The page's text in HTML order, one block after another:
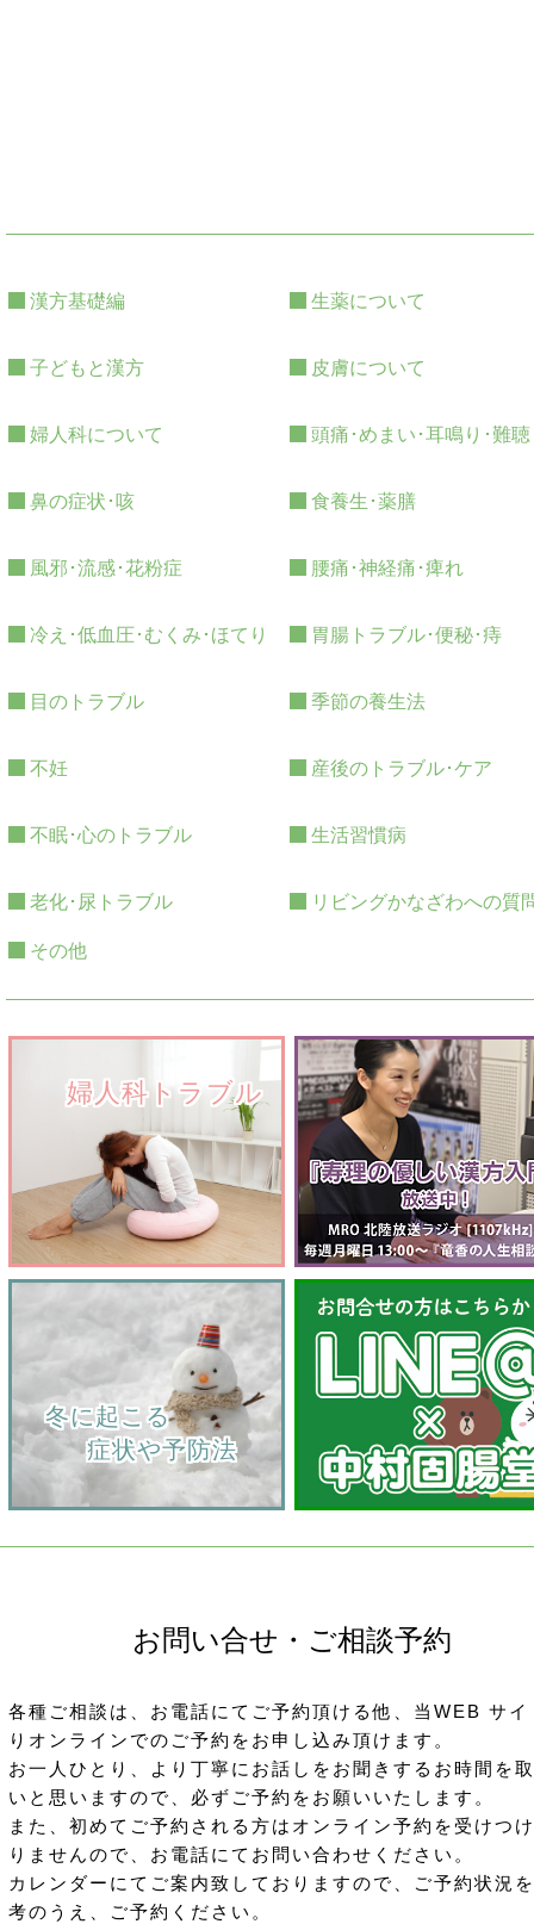
漢方基礎編 生薬について
子どもと漢方 皮膚について
婦人科について 頭痛･めまい･耳鳴り･難聴
鼻の症状･咳 食養生･薬膳
風邪･流感･花粉症 腰痛･神経痛･痺れ
冷え･低血圧･むくみ･ほてり 胃腸トラブル･便秘･痔
目のトラブル 季節の養生法
不妊 産後のトラブル･ケア
不眠･心のトラブル 生活習慣病
老化･尿トラブル リビングかなざわへの質
その他
婦人科トラブル
    冬に起こる
         症状や予防法
お問い合せ・ご相談予約
各種ご相談は、お電話にてご予約頂ける他、当WEB サイ
りオンラインでのご予約をお申し込み頂けます。
お一人ひとり、より丁寧にお話しをお聞きするお時間を
いと思いますので、必ずご予約をお願いいたします。
また、初めてご予約される方はオンライン予約を受けつ
りませんので、お電話にてお問い合わせください。
カレンダーにてご案内致しておりますので、ご予約状況
考のうえ、ご予約ください。